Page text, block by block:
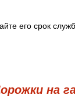
его срок
на